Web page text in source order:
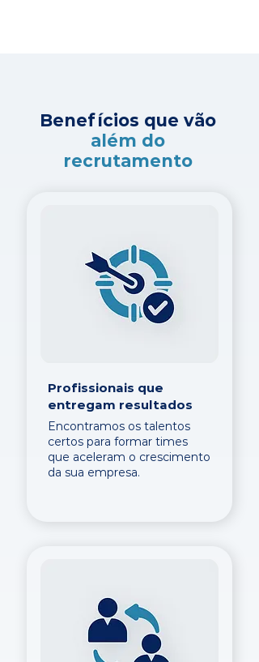
Benefícios que vão
além do
recrutamento
Profissionais que
entregam resultados
Encontramos os talentos
certos para formar times
que aceleram o crescimento
da sua empresa.